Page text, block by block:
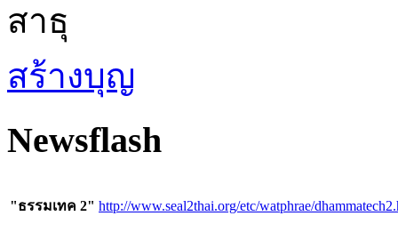
สาธุ
สร้างบุญ
Newsflash
"ธรรมเทค 2" http://www.seal2thai.org/etc/watphrae/